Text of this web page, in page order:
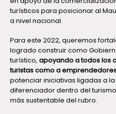
turísticos para posicionar al
a nivel nacional.
Para este 2022, queremos
logrado construir como
turístico, apoyando a todos los
turistas como a
potenciar iniciativas ligadas a
diferenciador dentro del
más sustentable del rubro.